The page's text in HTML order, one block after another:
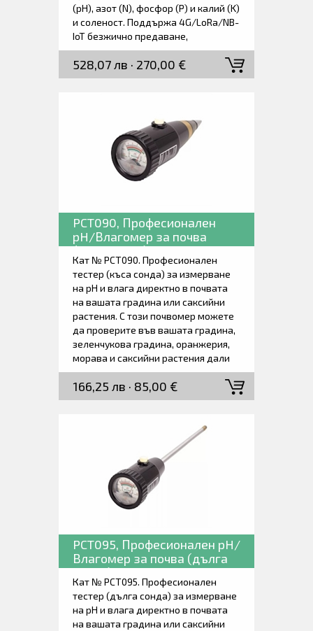
(pH), азот (N), фосфор (P) и калий (K)
и соленост. Поддържа 4G/LoRa/NB-
IoT безжично предаване,
водоустойчив и прахоустойчив IP68,
дългосрочна стабилна работа на
полето, дизайн с ултраниска
Приложението за мобилни телефон
поддържа визуализация на данни в
реално време (крива/диаграма),
интелигентно ранно
предупреждение, заявки за
528,07 лв · 270,00 €
PCT090, Професионален
pH/Влагомер за почва
(къса сонда).
Кат № PCT090. Професионален
тестер (къса сонда) за измерване
на pH и влага директно в почвата
на вашата градина или саксийни
растения. С този почвомер можете
да проверите във вашата градина,
зеленчукова градина, оранжерия,
морава и саксийни растения дали
почвата е подходяща за дадено
растение. Използвайте този рН
влагомер на почвата, за да
отглеждане на всички видове
растения на закрито и на открито.
166,25 лв · 85,00 €
PCT095, Професионален pH/
Влагомер за почва (дълга
сонда).
Кат № PCT095. Професионален
тестер (дълга сонда) за измерване
на pH и влага директно в почвата
на вашата градина или саксийни